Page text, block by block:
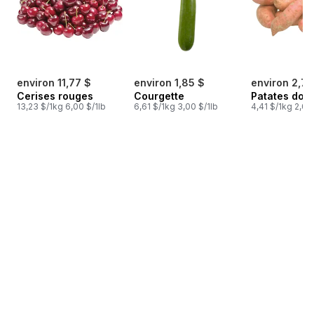
environ 11,77 $
Cerises rouges
13,23 $/1kg 6,00 $/1lb
environ 1,85 $
Courgette
6,61 $/1kg 3,00 $/1lb
environ
Patates
4,41 $/1kg